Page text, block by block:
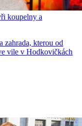
koupelny a
zahrada, kterou od
vile v Hodkovičkách